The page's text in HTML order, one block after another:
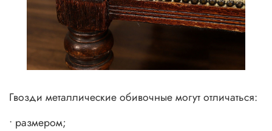
Гвозди металлические обивочные могут отличаться:
• размером;